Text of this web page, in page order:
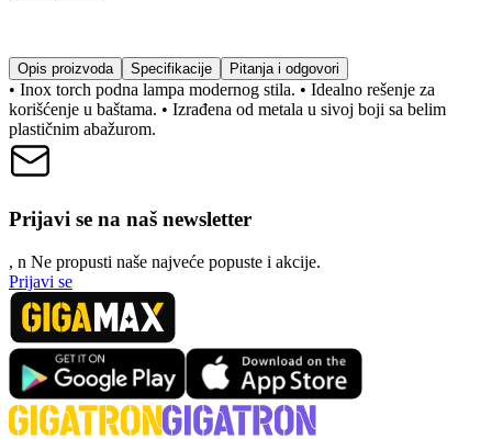
Opis proizvoda Specifikacije Pitanja i odgovori
• Inox torch podna lampa modernog stila. • Idealno rešenje za
korišćenje u baštama. • Izrađena od metala u sivoj boji sa belim
plastičnim abažurom.
Prijavi se na naš newsletter
, n Ne propusti naše najveće popuste i akcije.
Prijavi se